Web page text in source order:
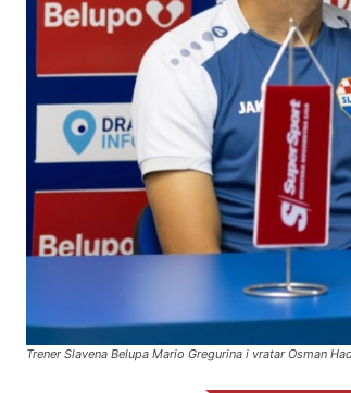
Trener Slavena Belupa Mario Gregurina i vratar Osman